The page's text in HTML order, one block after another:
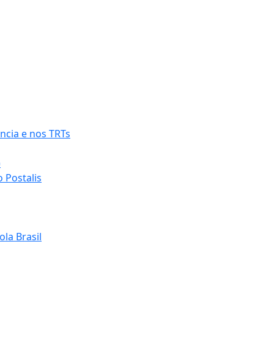
e nos TRTs
Postalis
Brasil